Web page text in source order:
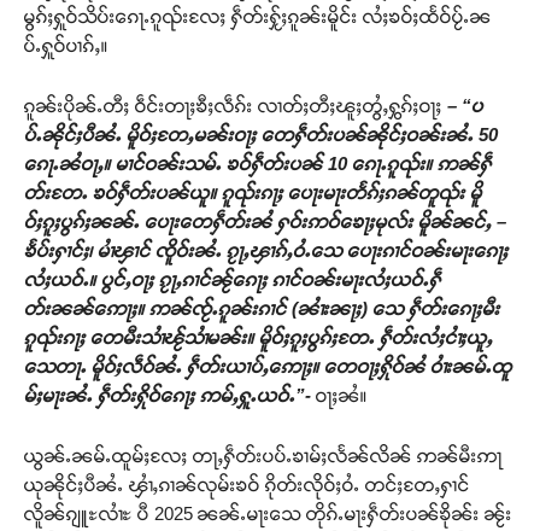
မွၵ်ႈႁူဝ်သိပ်းၵေႃႉၵူၺ်းလႄႈ ႁဵတ်းႁႂ်ႈၵူၼ်းမိူင်း လႆႈၶဝ်ႈထႅဝ်ပႂ်ႉၼ
ပ်ႉႁူဝ်ပၢၵ်ႇ။
ၵူၼ်းပိုၼ်ႉတီႈ ဝဵင်းတႃႈၶီႈလဵၵ်း လၢတ်ႈတီႈၽူႈတွႆႇႁွၵ်ႈဝႃႈ – “ပ
ပ်ႉၼိုင်ႈပီၼႆႉ မိူဝ်ႈတႄႇမၼ်းဝႃႈ တေႁဵတ်းပၼ်ၼိုင်ႈဝၼ်းၼႆႉ 50
ၵေႃႉၼႆဝႃႇ။ မၢင်ဝၼ်းသမ်ႉ ၶဝ်ႁဵတ်းပၼ် 10 ၵေႃႉၵူၺ်း။ ဢၼ်ႁဵ
တ်းတႄႉ ၶဝ်ႁဵတ်းပၼ်ယူ။ ၵူၺ်းၵႃႈ ပေႃးမႃးတႅၵ်ႈၵၼ်တူၺ်း မိူ
ဝ်ႈၵူႈပွၵ်ႈၼၼ်ႉ ပေႃးတေႁဵတ်းၼႆ ႁဝ်းဢဝ်ၶေႃႈမုလ်း မိူၼ်ၼင်ႇ –
ၶႅပ်းႁၢင်ႈ၊ မၢႆၾၢင် ၸိူဝ်းၼႆႉ ၵႂႃႇၾၢၵ်ႇဝႆႉသေ ပေႃးၵၢင်ဝၼ်းမႃးၵေႃႈ
လႆႈယဝ်ႉ။ ပွင်ႇဝႃႈ ၵႂႃႇၵၢင်ၼႂ်ၵေႃႈ ၵၢင်ဝၼ်းမႃးလႆႈယဝ်ႉႁဵ
တ်းၼၼ်ဢေႃႈ။ ဢၼ်ၸႂ်ႉၵူၼ်းၵၢင် (ၼၢႆးၼႃႈ) သေ ႁဵတ်းၵေႃႈမီး
ၵူၺ်းၵႃႈ တေမီးသၢႆၽႂ်သၢႆမၼ်း။ မိူဝ်ႈၵူႈပွၵ်ႈတႄႉ ႁဵတ်းလႆႈငၢႆႈယူႇ
သေတႃႉ မိူဝ်ႈလဵဝ်ၼႆႉ ႁဵတ်းယၢပ်ႇဢေႃႈ။ တေဝႃႈႁိုဝ်ၼႆ ဝၢႆးၼမ်ႉထူ
မ်ႈမႃးၼႆႉ ႁဵတ်းႁိုဝ်ၵေႃႈ ဢမ်ႇႁူႉယဝ်ႉ”- ဝႃႈၼႆ။
ယွၼ်ႉၼမ်ႉထူမ်ႈလႄႈ တႃႇႁဵတ်းပပ်ႉၶၢမ်ႈလႅၼ်လိၼ် ဢၼ်မီးဢႃ
ယုၼိုင်ႈပီၼႆႉ ၾၢႆႇၵၢၼ်လုမ်းၶဝ် ၵိုတ်းလိုဝ်ႈဝႆႉ တင်ႈတႄႇႁၢင်
လိူၼ်ၵျူႊလၢႆႊ ပီ 2025 ၼၼ်ႉမႃးသေ တိုၵ်ႉမႃးႁဵတ်းပၼ်ၶိုၼ်း ၼႂ်း